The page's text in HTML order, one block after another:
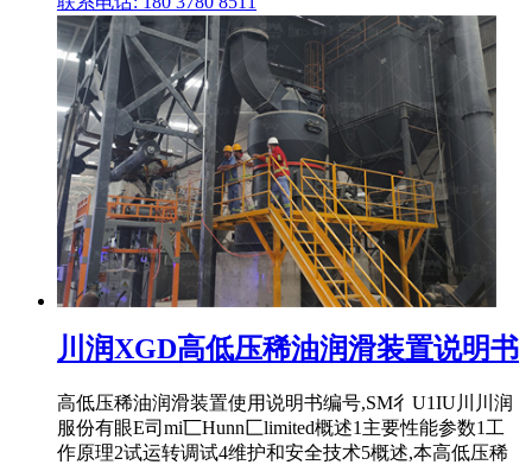
川润XGD高低压稀油润滑装置说明书
高低压稀油润滑装置使用说明书编号,SM彳U1IU川川润
服份有眼E司mi匸Hunn匚limited概述1主要性能参数1工
作原理2试运转调试4维护和安全技术5概述,本高低压稀